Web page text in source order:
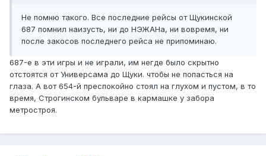
бульвар, дом 14". В итоге те пассажиры, которые на
Щукинской рассчитывали на последний 654-й уехать на
нём уже не могли. Сам попадал так неоднократно.
Не помню такого. Все последние рейсы от Щукинской
687 помнил наизусть, ни до НЭЖАНа, ни вовремя, ни
после закосов последнего рейса не припоминаю.
687-е в эти игры и не играли, им негде было скрытно
отстоятся от Универсама до Щуки. чтобы не попасться на
глаза. А вот 654-й преспокойно стоял на глухом и пустом, в то
время, Строгинском бульваре в кармашке у забора
метростроя.